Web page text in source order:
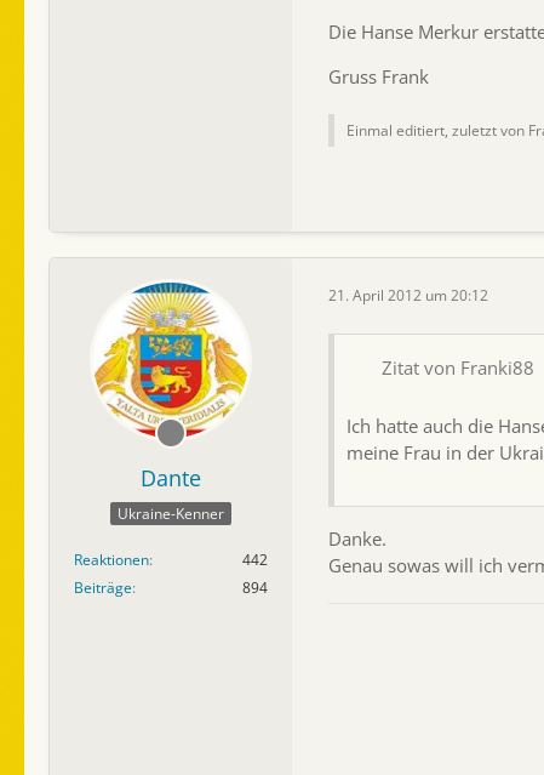
Die Hanse Merkur
Gruss Frank
Einmal editiert, zuletzt von
Dante
Ukraine-Kenner
Reaktionen
442
Beiträge
894
21. April 2012 um 20:12
Zitat von Franki88
Ich hatte auch die
meine Frau in der
Danke.
Genau sowas will ich